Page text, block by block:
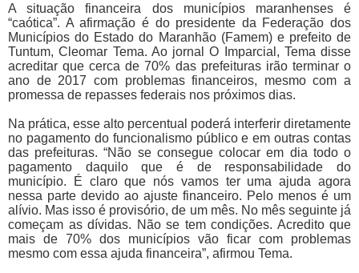
A situação financeira dos municípios maranhenses é
“caótica”. A afirmação é do presidente da Federação dos
Municípios do Estado do Maranhão (Famem) e prefeito de
Tuntum, Cleomar Tema. Ao jornal O Imparcial, Tema disse
acreditar que cerca de 70% das prefeituras irão terminar o
ano de 2017 com problemas financeiros, mesmo com a
promessa de repasses federais nos próximos dias.
Na prática, esse alto percentual poderá interferir diretamente
no pagamento do funcionalismo público e em outras contas
das prefeituras. “Não se consegue colocar em dia todo o
pagamento daquilo que é de responsabilidade do
município. É claro que nós vamos ter uma ajuda agora
nessa parte devido ao ajuste financeiro. Pelo menos é um
alívio. Mas isso é provisório, de um mês. No mês seguinte já
começam as dívidas. Não se tem condições. Acredito que
mais de 70% dos municípios vão ficar com problemas
mesmo com essa ajuda financeira”, afirmou Tema.